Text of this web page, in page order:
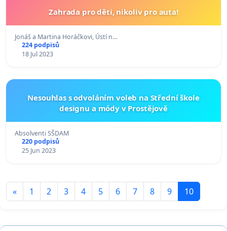
Zahrada pro děti, nikoliv pro auta!
Jonáš a Martina Horáčkovi, Ústí n…
224 podpisů
18 Jul 2023
Nesouhlas s odvoláním voleb na Střední škole
designu a módy v Prostějově
Absolventi SŠDAM
220 podpisů
25 Jun 2023
« 1 2 3 4 5 6 7 8 9 10